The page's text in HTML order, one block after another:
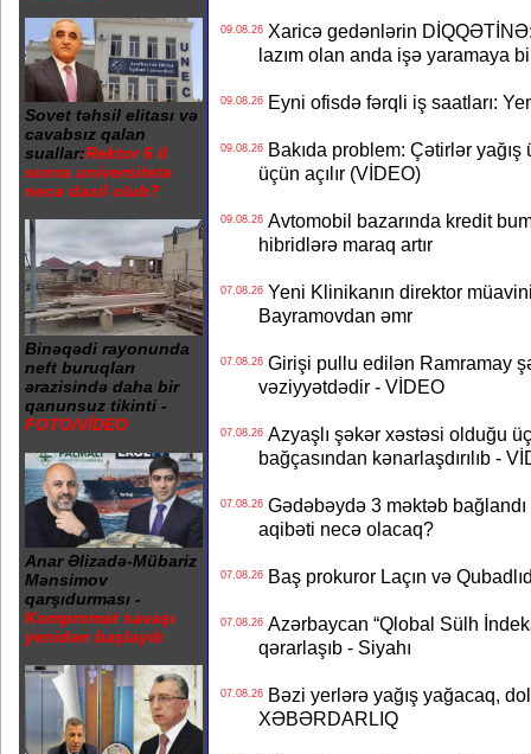
Sovet təhsil elitası və
cavabsız qalan
suallar:Rektor 6 il
sonra universitetə
necə daxil olub?
Binəqədi rayonunda
neft buruqları
ərazisində daha bir
qanunsuz tikinti -
FOTO/VİDEO
Anar Əlizadə-Mübariz
Mənsimov
qarşıdurması -
Kompromat savaşı
yenidən başlayıb
09.08.26Xaricə gedənlərin DİQQƏTİNƏ:
lazım olan anda işə yaramaya
09.08.26Eyni ofisdə fərqli iş saatları:
09.08.26Bakıda problem: Çətirlər
üçün açılır (VİDEO)
09.08.26Avtomobil bazarında kredit
hibridlərə maraq artır
07.08.26Yeni Klinikanın direktor müavini
Bayramovdan əmr
07.08.26Girişi pullu edilən Ramramay
vəziyyətdədir - VİDEO
07.08.26Azyaşlı şəkər xəstəsi olduğu
bağçasından kənarlaşdırılıb -
07.08.26Gədəbəydə 3 məktəb
aqibəti necə olacaq?
07.08.26Baş prokuror Laçın və
07.08.26Azərbaycan “Qlobal Sülh
qərarlaşıb - Siyahı
07.08.26Bəzi yerlərə yağış yağacaq,
XƏBƏRDARLIQ